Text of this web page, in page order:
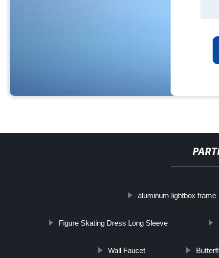
aluminum lightbox frame
Figure Skating Dress Long Sleeve
Wall Faucet